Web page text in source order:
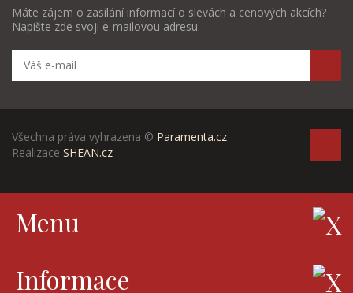
Máte zájem o zasílání informací o slevách a cenových akcích?
Napište zde svoji e-mailovou adresu.
Všechna práva vyhrazena © Paramenta.cz
Realizace SHEAN.cz
Menu
Informace